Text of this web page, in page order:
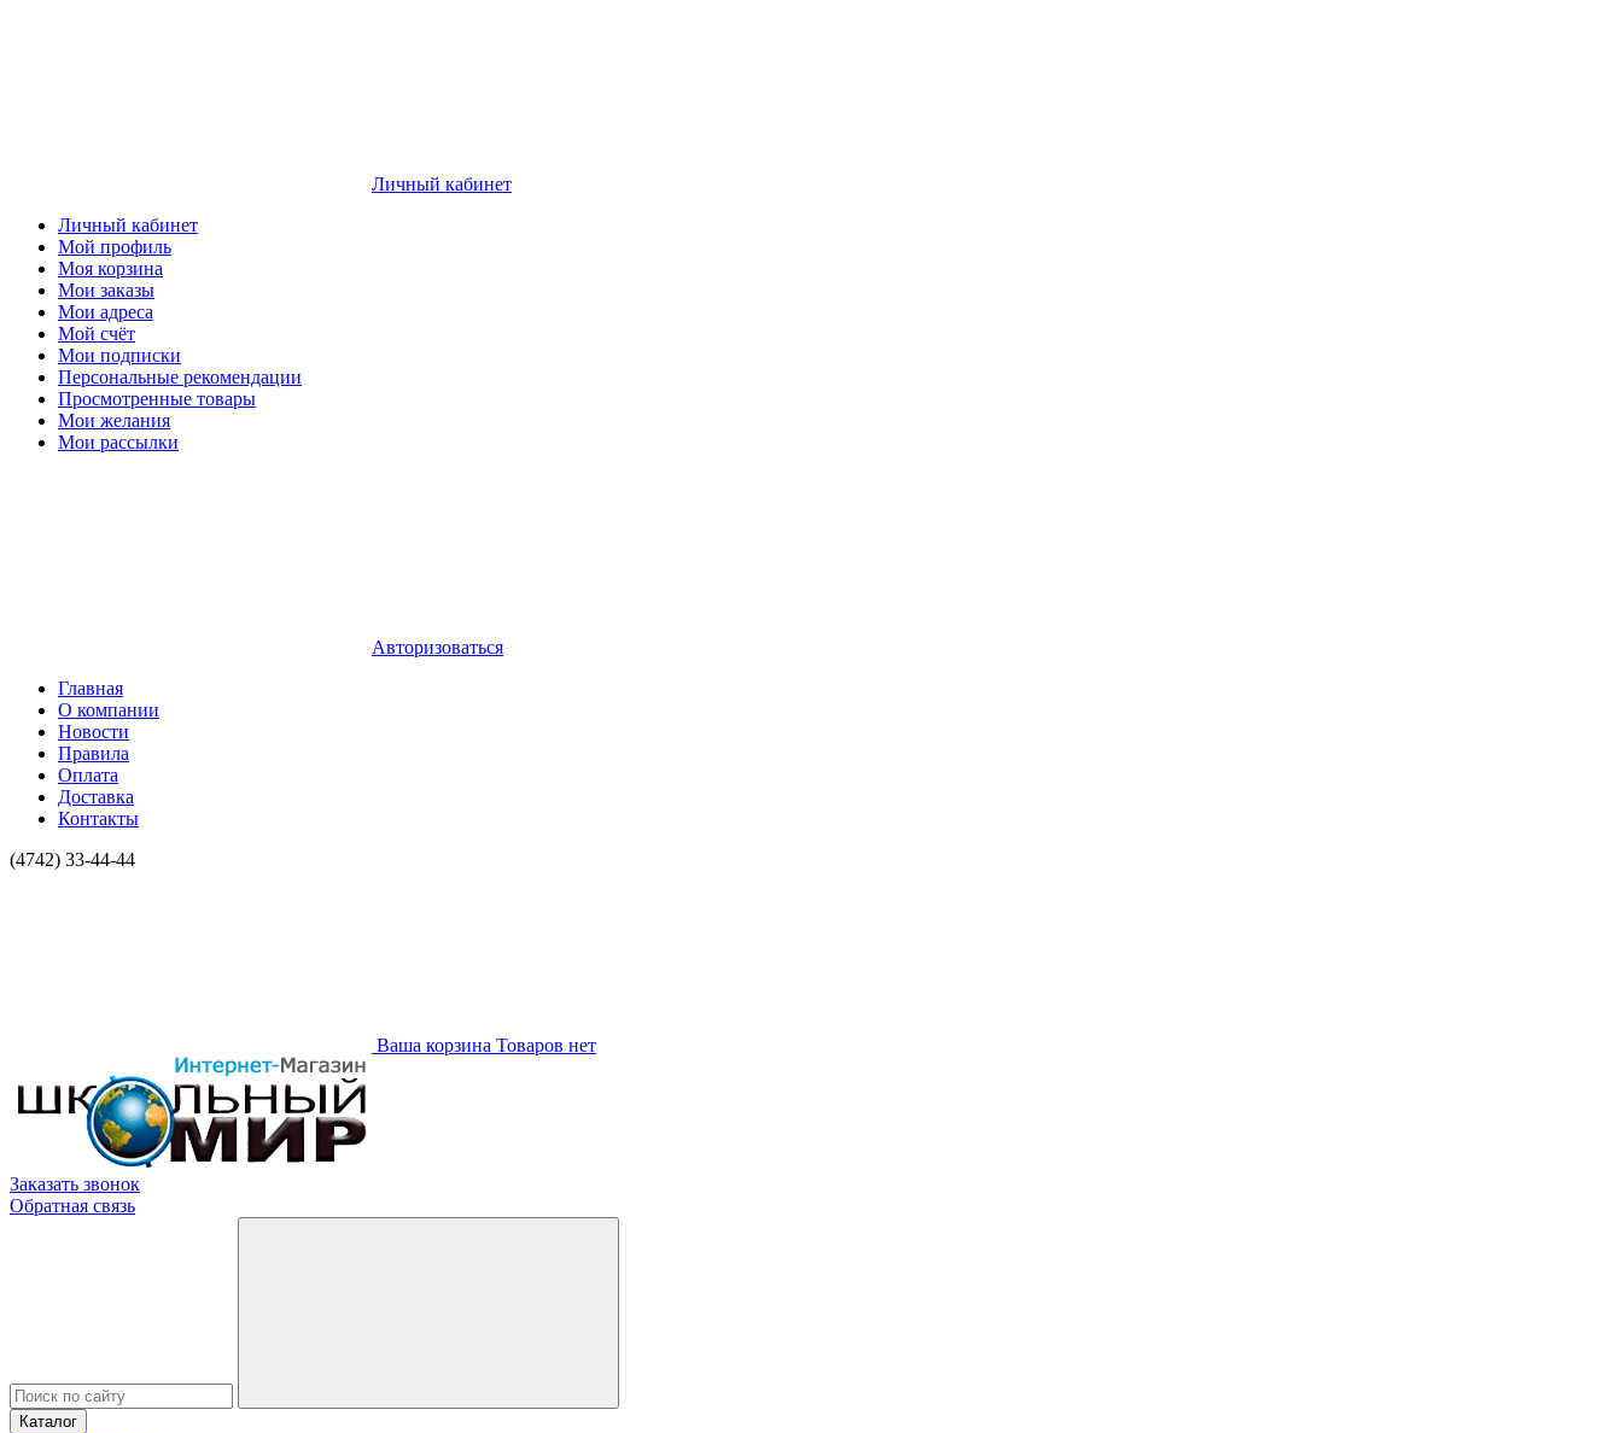
Личный кабинет
Личный кабинет
Мой профиль
Моя корзина
Мои заказы
Мои адреса
Мой счёт
Мои подписки
Персональные рекомендации
Просмотренные товары
Мои желания
Мои рассылки
Авторизоваться
Главная
О компании
Новости
Правила
Оплата
Доставка
Контакты
(4742) 33-44-44
Ваша корзина Товаров нет
Заказать звонок
Обратная связь
Каталог